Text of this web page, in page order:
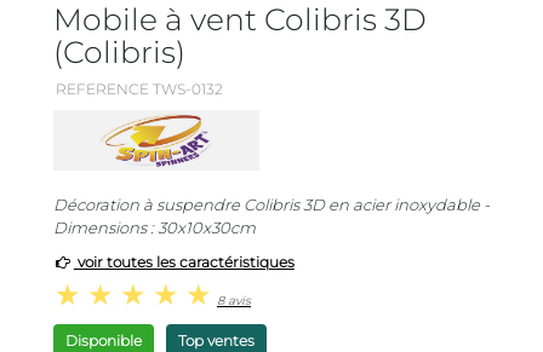
Mobile à vent Colibris 3D
(Colibris)
REFERENCE TWS-0132
Décoration à suspendre Colibris 3D en acier inoxydable -
Dimensions : 30x10x30cm
voir toutes les caractéristiques
8 avis
Disponible Top ventes